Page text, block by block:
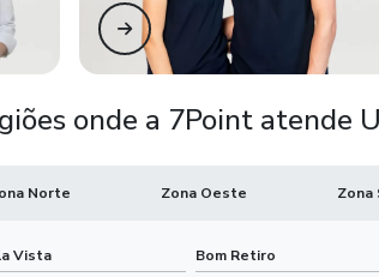
onde a 7Point atende
Norte Zona Oeste Zona
Vista Bom Retiro